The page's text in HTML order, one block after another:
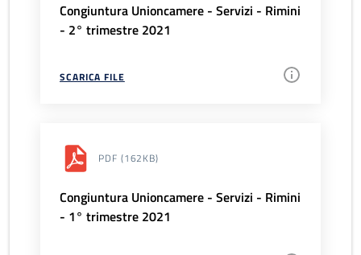
Congiuntura Unioncamere - Servizi - Rimini
- 2° trimestre 2021
SCARICA FILE
PDF (162KB)
Congiuntura Unioncamere - Servizi - Rimini
- 1° trimestre 2021